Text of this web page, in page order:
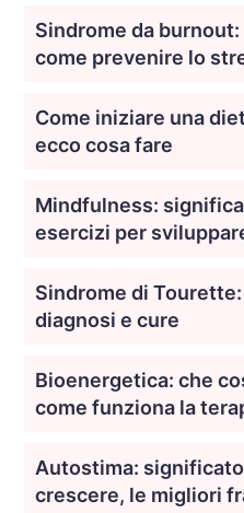
Sindrome da
come prevenire lo
Come iniziare una
ecco cosa fare
Mindfulness:
esercizi per
Sindrome di
diagnosi e cure
Bioenergetica: che
come funziona la
Autostima:
crescere, le migliori